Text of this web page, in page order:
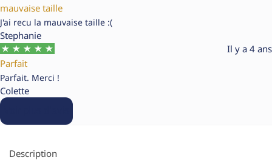
mauvaise taille
J'ai recu la mauvaise taille :(
Stephanie
Il y a 4 ans
Parfait
Parfait. Merci !
Colette
Description